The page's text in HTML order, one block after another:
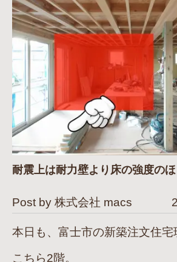
耐震上は耐力壁より床の強度の
Post by 株式会社 macs
本日も、富士市の新築注文住宅
こちら2階。